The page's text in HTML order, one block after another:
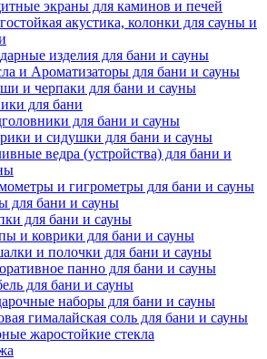
экраны для каминов и печей
акустика, колонки для сауны и
изделия для бани и сауны
и Ароматизаторы для бани и сауны
и черпаки для бани и сауны
для бани
для бани и сауны
и сидушки для бани и сауны
ведра (устройства) для бани и
и гигрометры для бани и сауны
для бани и сауны
для бани и сауны
и коврики для бани и сауны
и полочки для бани и сауны
панно для бани и сауны
для бани и сауны
наборы для бани и сауны
гималайская соль для бани и сауны
жаростойкие стекла